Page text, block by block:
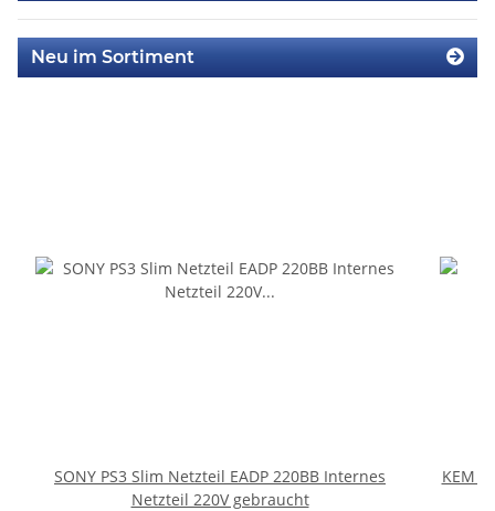
Neu im Sortiment
SONY PS3 Slim Netzteil EADP 220BB Internes
Netzteil 220V gebraucht
KEM